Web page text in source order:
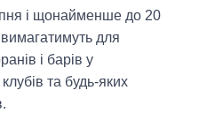
і щонайменше до 20
для
і барів у
та будь-яких